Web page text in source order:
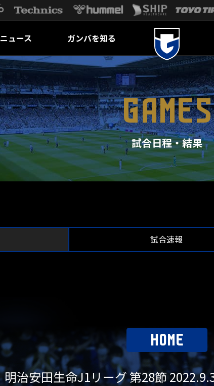
ニュース ガンバを知る
GAMES
試合日程・結果
試合速報
HOME
明治安田生命J1リーグ 第28節